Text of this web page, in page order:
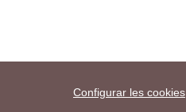
Configurar les cookies